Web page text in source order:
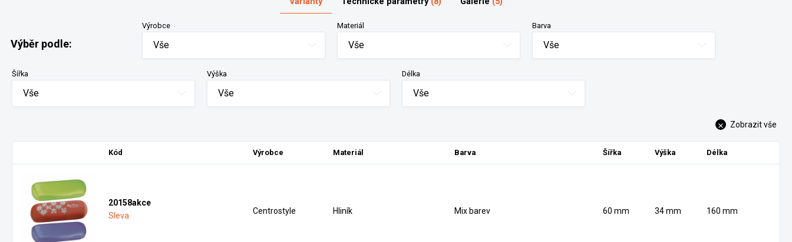
Výběr podle:
Výrobce
Vše
Materiál
Vše
Barva
Vše
Šířka
Vše
Výška
Vše
Délka
Vše
Zobrazit vše
Kód Výrobce Materiál Barva Šířka Výška Délka
20158akce
Sleva
Centrostyle Hliník Mix barev 60 mm 34 mm 160 mm